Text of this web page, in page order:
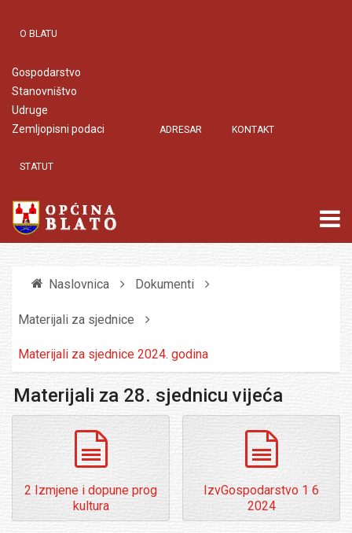
O BLATU
Gospodarstvo
Stanovništvo
Udruge
Zemljopisni podaci
ADRESAR KONTAKT
STATUT
Naslovnica Dokumenti
Materijali za sjednice
Materijali za sjednice 2024. godina
Materijali za 28. sjednicu vijeća
2 Izmjene i dopune prog
kultura
IzvGospodarstvo 1 6
2024